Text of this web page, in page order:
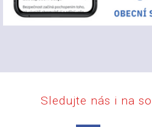
Sledujte nás i na